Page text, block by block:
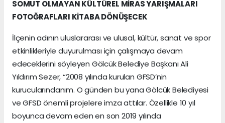
SOMUT OLMAYAN KÜLTÜREL MİRAS YARIŞMALARI
FOTOĞRAFLARI KİTABA DÖNÜŞECEK
İlçenin adının uluslararası ve ulusal, kültür, sanat ve spor
etkinlikleriyle duyurulması için çalışmaya devam
edeceklerini söyleyen Gölcük Belediye Başkanı Ali
Yıldırım Sezer, “2008 yılında kurulan GFSD’nin
kurucularındanım. O günden bu yana Gölcük Belediyesi
ve GFSD önemli projelere imza attılar. Özellikle 10 yıl
boyunca devam eden en son 2019 yılında